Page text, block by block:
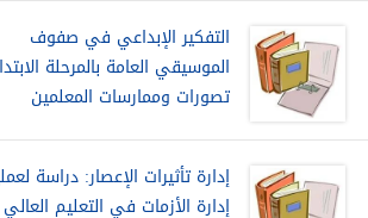
التفكير الإبداعي في صفوف
الموسيقي العامة بالمرحلة
تصورات وممارسات المعلمين
إدارة تأثيرات الإعصار: دراسة
إدارة الأزمات في التعليم